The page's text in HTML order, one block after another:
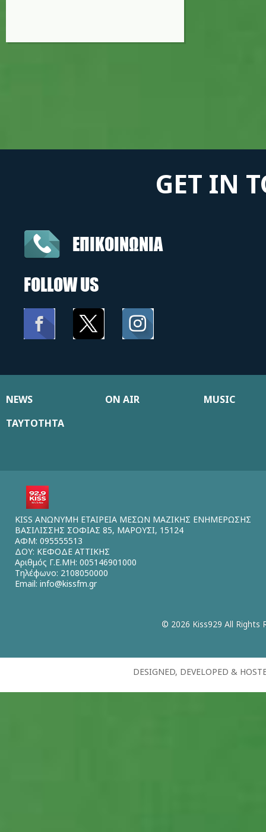
GET IN
ΕΠΙΚΟΙΝΩΝΙΑ
FOLLOW US
NEWS ON AIR
MUSIC
ΤΑΥΤΟΤΗΤΑ
KISS ΑΝΩΝΥΜΗ ΕΤΑΙΡΕΙΑ ΜΕΣΩΝ ΜΑΖΙΚΗΣ ΕΝΗΜΕΡΩΣΗΣ
ΒΑΣΙΛΙΣΣΗΣ ΣΟΦΙΑΣ 85, ΜΑΡΟΥΣΙ, 15124
ΑΦΜ: 095555513
ΔΟΥ: ΚΕΦΟΔΕ ΑΤΤΙΚΗΣ
Αριθμός Γ.Ε.ΜΗ: 005146901000
Τηλέφωνο: 2108050000
Email: info@kissfm.gr
© 2026 Kiss929 All Rights
DESIGNED, DEVELOPED &